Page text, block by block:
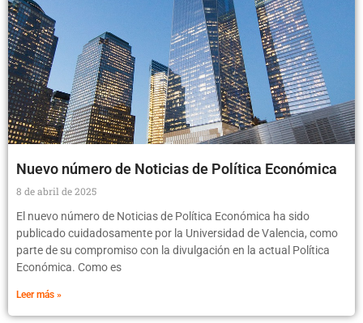
Nuevo número de Noticias de Política Económica
8 de abril de 2025
El nuevo número de Noticias de Política Económica ha sido
publicado cuidadosamente por la Universidad de Valencia, como
parte de su compromiso con la divulgación en la actual Política
Económica. Como es
Leer más »